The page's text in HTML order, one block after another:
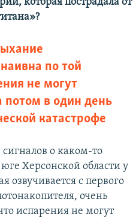
которая пострадала от
по той
не могут
потом в один день
катастрофе
о каком-то
Херсонской области у
озвучивается с первого
очень
испарения не могут